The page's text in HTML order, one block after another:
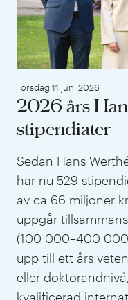
Torsdag 11 juni 2026
2026 års
stipendiater
Sedan Hans
har nu 529
av ca 66 miljoner
uppgår
(100 000–400
upp till ett års
eller
kvalificerad